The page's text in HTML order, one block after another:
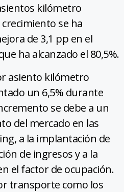
kilómetro
se ha
de 3,1 pp en el
ha alcanzado el 80,5%.
asiento kilómetro
un 6,5% durante
se debe a un
del mercado en las
a la implantación de
de ingresos y a la
el factor de ocupación.
transporte como los